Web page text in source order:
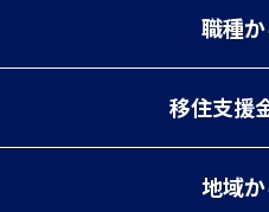
職種
移住支援
地域